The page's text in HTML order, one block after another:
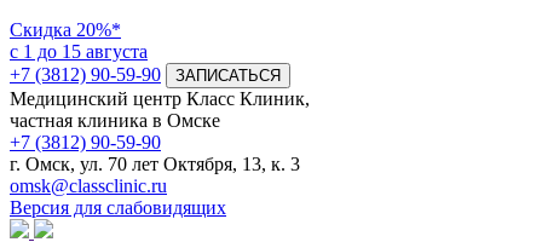
Скидка 20%*
с 1 до 15 августа
+7 (3812) 90-59-90
ЗАПИСАТЬСЯ
Медицинский центр Класс Клиник,
частная клиника в Омске
+7 (3812) 90-59-90
г. Омск, ул. 70 лет Октября, 13, к. 3
omsk@classclinic.ru
Версия для слабовидящих